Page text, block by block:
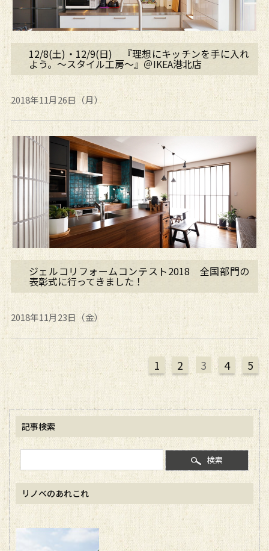
12/8(土)・12/9(日) 『理想にキッチンを手に入れ
よう。～スタイル工房～』＠IKEA港北店
2018年11月26日（月）
ジェルコリフォームコンテスト2018 全国部門の
表彰式に行ってきました！
2018年11月23日（金）
1 2 3 4 5
記事検索
検索
リノベのあれこれ